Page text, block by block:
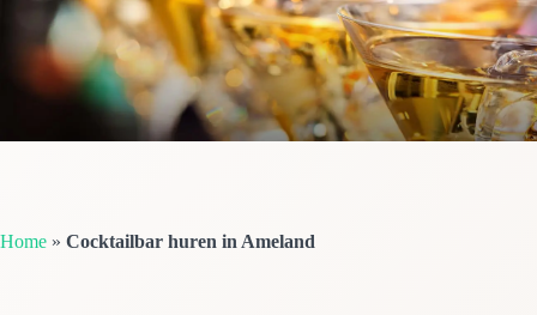
Home » Cocktailbar huren in Ameland